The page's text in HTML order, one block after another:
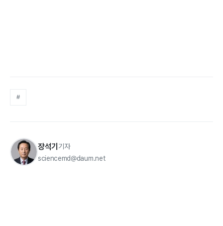
#
장석기 기자
sciencemd@daum.net